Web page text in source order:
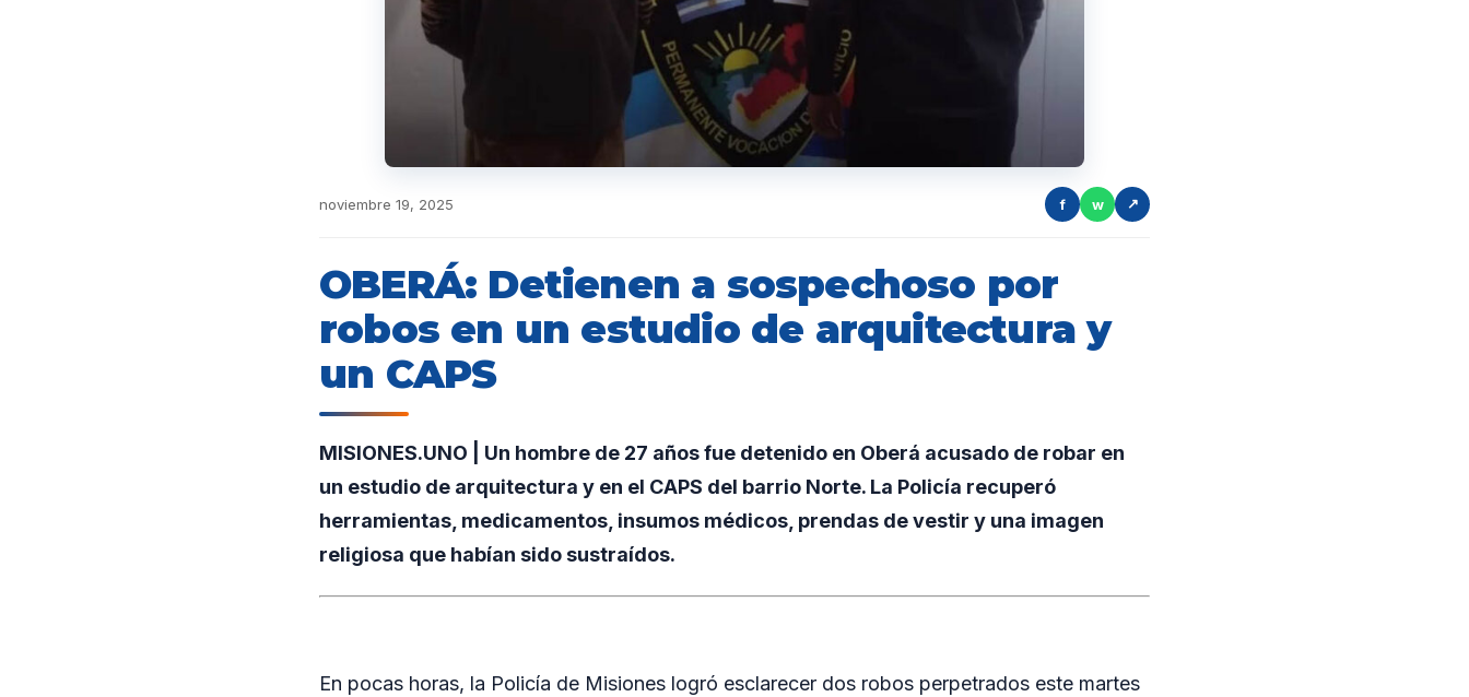
noviembre 19, 2025 f w ↗
OBERÁ: Detienen a sospechoso por
robos en un estudio de arquitectura y
un CAPS
MISIONES.UNO | Un hombre de 27 años fue detenido en Oberá acusado de robar en
un estudio de arquitectura y en el CAPS del barrio Norte. La Policía recuperó
herramientas, medicamentos, insumos médicos, prendas de vestir y una imagen
religiosa que habían sido sustraídos.
En pocas horas, la Policía de Misiones logró esclarecer dos robos perpetrados este martes